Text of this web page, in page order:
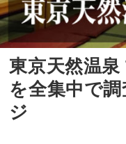
東京天然温
を全集中で
ジ